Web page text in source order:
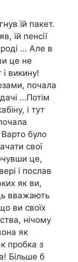
їй пакет.
їй пенсії
… Але в
це не
викину!
почала
…Потім
і тут
було
свої
це,
і послав
як ви,
вважають
ви своїх
нічому
як
пробка з
Більше б